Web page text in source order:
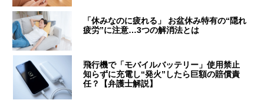
「休みなのに疲れる」 お盆休み特有の“隠れ
疲労”に注意…3つの解消法とは
飛行機で「モバイルバッテリー」使用禁止
知らずに充電し“発火”したら巨額の賠償責
任？【弁護士解説】